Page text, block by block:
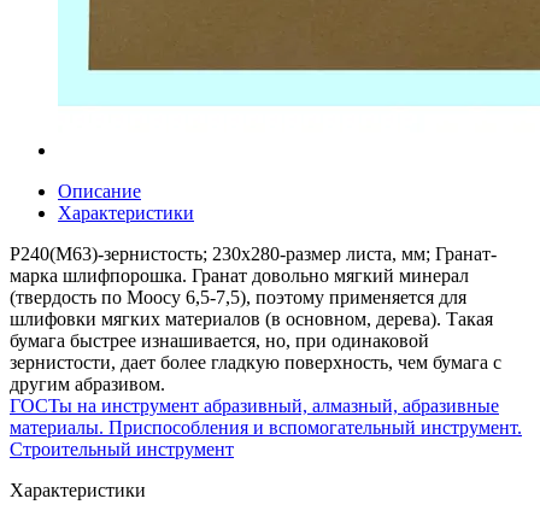
Описание
Характеристики
Р240(М63)-зернистость; 230х280-размер листа, мм; Гранат-
марка шлифпорошка. Гранат довольно мягкий минерал
(твердость по Моосу 6,5-7,5), поэтому применяется для
шлифовки мягких материалов (в основном, дерева). Такая
бумага быстрее изнашивается, но, при одинаковой
зернистости, дает более гладкую поверхность, чем бумага с
другим абразивом.
ГОСТы на инструмент абразивный, алмазный, абразивные
материалы. Приспособления и вспомогательный инструмент.
Строительный инструмент
Характеристики